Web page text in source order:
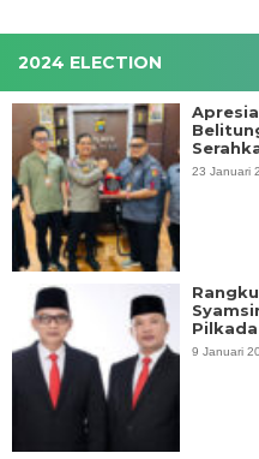
2024 ELECTION
23 Januari
9 Januari